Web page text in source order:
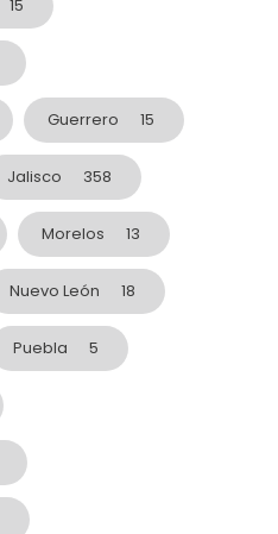
15
Guerrero 15
Jalisco 358
Morelos 13
Nuevo León 18
Puebla 5